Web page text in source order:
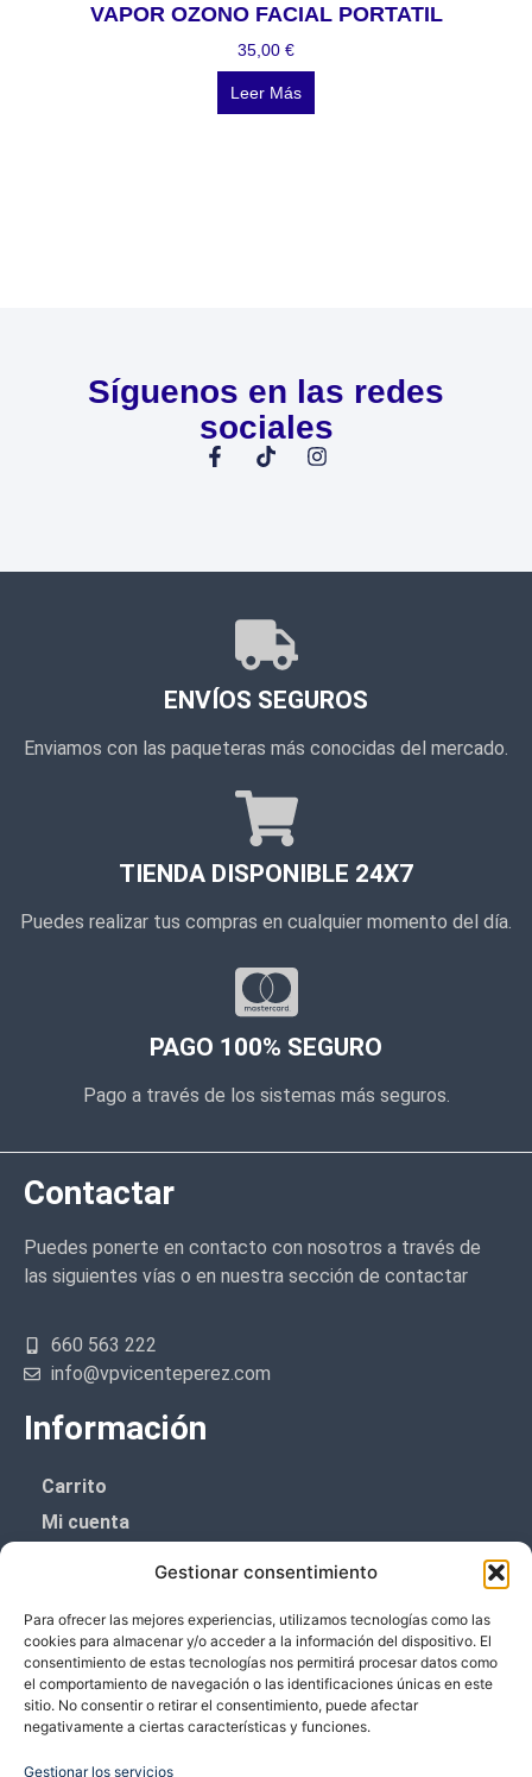
Gestionar consentimiento
Para ofrecer las mejores experiencias, utilizamos tecnologías como las
cookies para almacenar y/o acceder a la información del dispositivo. El
consentimiento de estas tecnologías nos permitirá procesar datos como
el comportamiento de navegación o las identificaciones únicas en este
sitio. No consentir o retirar el consentimiento, puede afectar
negativamente a ciertas características y funciones.
Gestionar los servicios
VAPOR OZONO FACIAL PORTATIL
35,00 €
Leer Más
Síguenos en las redes
sociales
ENVÍOS SEGUROS
Enviamos con las paqueteras más conocidas del mercado.
TIENDA DISPONIBLE 24X7
Puedes realizar tus compras en cualquier momento del día.
PAGO 100% SEGURO
Pago a través de los sistemas más seguros.
Contactar
Puedes ponerte en contacto con nosotros a través de
las siguientes vías o en nuestra sección de contactar
660 563 222
info@vpvicenteperez.com
Información
Carrito
Mi cuenta
Política de cookies (UE)
Boletín de noticias
¡¡Suscríbete y prometemos no dar mucho el